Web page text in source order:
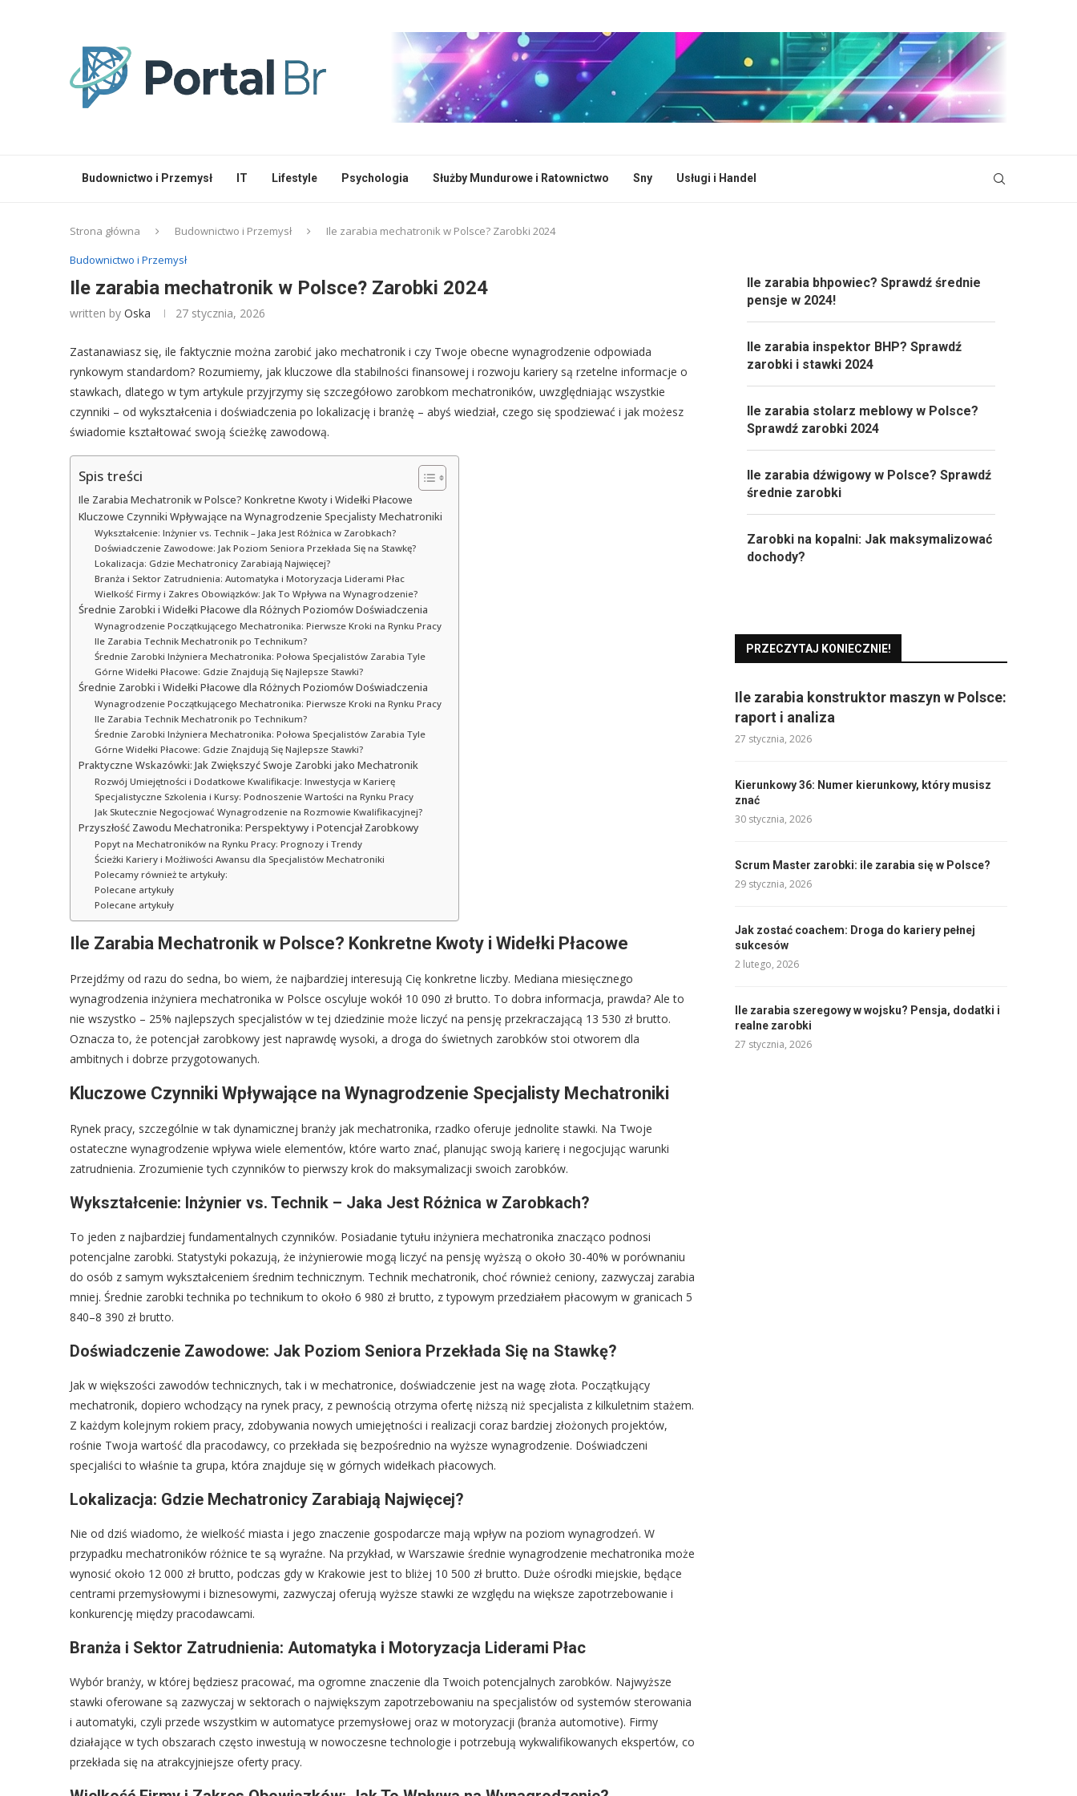
Budownictwo i Przemysł IT Lifestyle Psychologia Służby Mundurowe i Ratownictwo Sny Usługi i Handel
Strona główna Budownictwo i Przemysł
Ile zarabia mechatronik w Polsce? Zarobki 2024
Budownictwo i Przemysł
Ile zarabia mechatronik w Polsce? Zarobki 2024
written by Oska 27 stycznia, 2026
Zastanawiasz się, ile faktycznie można zarobić jako mechatronik i czy Twoje obecne wynagrodzenie odpowiada
rynkowym standardom? Rozumiemy, jak kluczowe dla stabilności finansowej i rozwoju kariery są rzetelne informacje o
stawkach, dlatego w tym artykule przyjrzymy się szczegółowo zarobkom mechatroników, uwzględniając wszystkie
czynniki – od wykształcenia i doświadczenia po lokalizację i branżę – abyś wiedział, czego się spodziewać i jak możesz
świadomie kształtować swoją ścieżkę zawodową.
Spis treści
Ile Zarabia Mechatronik w Polsce? Konkretne Kwoty i Widełki Płacowe
Kluczowe Czynniki Wpływające na Wynagrodzenie Specjalisty Mechatroniki
Wykształcenie: Inżynier vs. Technik – Jaka Jest Różnica w Zarobkach?
Doświadczenie Zawodowe: Jak Poziom Seniora Przekłada Się na Stawkę?
Lokalizacja: Gdzie Mechatronicy Zarabiają Najwięcej?
Branża i Sektor Zatrudnienia: Automatyka i Motoryzacja Liderami Płac
Wielkość Firmy i Zakres Obowiązków: Jak To Wpływa na Wynagrodzenie?
Średnie Zarobki i Widełki Płacowe dla Różnych Poziomów Doświadczenia
Wynagrodzenie Początkującego Mechatronika: Pierwsze Kroki na Rynku Pracy
Ile Zarabia Technik Mechatronik po Technikum?
Średnie Zarobki Inżyniera Mechatronika: Połowa Specjalistów Zarabia Tyle
Górne Widełki Płacowe: Gdzie Znajdują Się Najlepsze Stawki?
Średnie Zarobki i Widełki Płacowe dla Różnych Poziomów Doświadczenia
Wynagrodzenie Początkującego Mechatronika: Pierwsze Kroki na Rynku Pracy
Ile Zarabia Technik Mechatronik po Technikum?
Średnie Zarobki Inżyniera Mechatronika: Połowa Specjalistów Zarabia Tyle
Górne Widełki Płacowe: Gdzie Znajdują Się Najlepsze Stawki?
Praktyczne Wskazówki: Jak Zwiększyć Swoje Zarobki jako Mechatronik
Rozwój Umiejętności i Dodatkowe Kwalifikacje: Inwestycja w Karierę
Specjalistyczne Szkolenia i Kursy: Podnoszenie Wartości na Rynku Pracy
Jak Skutecznie Negocjować Wynagrodzenie na Rozmowie Kwalifikacyjnej?
Przyszłość Zawodu Mechatronika: Perspektywy i Potencjał Zarobkowy
Popyt na Mechatroników na Rynku Pracy: Prognozy i Trendy
Ścieżki Kariery i Możliwości Awansu dla Specjalistów Mechatroniki
Polecamy również te artykuły:
Polecane artykuły
Polecane artykuły
Ile Zarabia Mechatronik w Polsce? Konkretne Kwoty i Widełki Płacowe
Przejdźmy od razu do sedna, bo wiem, że najbardziej interesują Cię konkretne liczby. Mediana miesięcznego
wynagrodzenia inżyniera mechatronika w Polsce oscyluje wokół 10 090 zł brutto. To dobra informacja, prawda? Ale to
nie wszystko – 25% najlepszych specjalistów w tej dziedzinie może liczyć na pensję przekraczającą 13 530 zł brutto.
Oznacza to, że potencjał zarobkowy jest naprawdę wysoki, a droga do świetnych zarobków stoi otworem dla
ambitnych i dobrze przygotowanych.
Kluczowe Czynniki Wpływające na Wynagrodzenie Specjalisty Mechatroniki
Rynek pracy, szczególnie w tak dynamicznej branży jak mechatronika, rzadko oferuje jednolite stawki. Na Twoje
ostateczne wynagrodzenie wpływa wiele elementów, które warto znać, planując swoją karierę i negocjując warunki
zatrudnienia. Zrozumienie tych czynników to pierwszy krok do maksymalizacji swoich zarobków.
Wykształcenie: Inżynier vs. Technik – Jaka Jest Różnica w Zarobkach?
To jeden z najbardziej fundamentalnych czynników. Posiadanie tytułu inżyniera mechatronika znacząco podnosi
potencjalne zarobki. Statystyki pokazują, że inżynierowie mogą liczyć na pensję wyższą o około 30-40% w porównaniu
do osób z samym wykształceniem średnim technicznym. Technik mechatronik, choć również ceniony, zazwyczaj zarabia
mniej. Średnie zarobki technika po technikum to około 6 980 zł brutto, z typowym przedziałem płacowym w granicach 5
840–8 390 zł brutto.
Doświadczenie Zawodowe: Jak Poziom Seniora Przekłada Się na Stawkę?
Jak w większości zawodów technicznych, tak i w mechatronice, doświadczenie jest na wagę złota. Początkujący
mechatronik, dopiero wchodzący na rynek pracy, z pewnością otrzyma ofertę niższą niż specjalista z kilkuletnim stażem.
Z każdym kolejnym rokiem pracy, zdobywania nowych umiejętności i realizacji coraz bardziej złożonych projektów,
rośnie Twoja wartość dla pracodawcy, co przekłada się bezpośrednio na wyższe wynagrodzenie. Doświadczeni
specjaliści to właśnie ta grupa, która znajduje się w górnych widełkach płacowych.
Lokalizacja: Gdzie Mechatronicy Zarabiają Najwięcej?
Nie od dziś wiadomo, że wielkość miasta i jego znaczenie gospodarcze mają wpływ na poziom wynagrodzeń. W
przypadku mechatroników różnice te są wyraźne. Na przykład, w Warszawie średnie wynagrodzenie mechatronika może
wynosić około 12 000 zł brutto, podczas gdy w Krakowie jest to bliżej 10 500 zł brutto. Duże ośrodki miejskie, będące
centrami przemysłowymi i biznesowymi, zazwyczaj oferują wyższe stawki ze względu na większe zapotrzebowanie i
konkurencję między pracodawcami.
Branża i Sektor Zatrudnienia: Automatyka i Motoryzacja Liderami Płac
Wybór branży, w której będziesz pracować, ma ogromne znaczenie dla Twoich potencjalnych zarobków. Najwyższe
stawki oferowane są zazwyczaj w sektorach o największym zapotrzebowaniu na specjalistów od systemów sterowania
i automatyki, czyli przede wszystkim w automatyce przemysłowej oraz w motoryzacji (branża automotive). Firmy
działające w tych obszarach często inwestują w nowoczesne technologie i potrzebują wykwalifikowanych ekspertów, co
przekłada się na atrakcyjniejsze oferty pracy.
Ile zarabia bhpowiec? Sprawdź średnie
pensje w 2024!
Ile zarabia inspektor BHP? Sprawdź
zarobki i stawki 2024
Ile zarabia stolarz meblowy w Polsce?
Sprawdź zarobki 2024
Ile zarabia dźwigowy w Polsce? Sprawdź
średnie zarobki
Zarobki na kopalni: Jak maksymalizować
dochody?
PRZECZYTAJ KONIECZNIE!
Ile zarabia konstruktor maszyn w Polsce:
raport i analiza
27 stycznia, 2026
Kierunkowy 36: Numer kierunkowy, który musisz
znać
30 stycznia, 2026
Scrum Master zarobki: ile zarabia się w Polsce?
29 stycznia, 2026
Jak zostać coachem: Droga do kariery pełnej
sukcesów
2 lutego, 2026
Ile zarabia szeregowy w wojsku? Pensja, dodatki i
realne zarobki
27 stycznia, 2026